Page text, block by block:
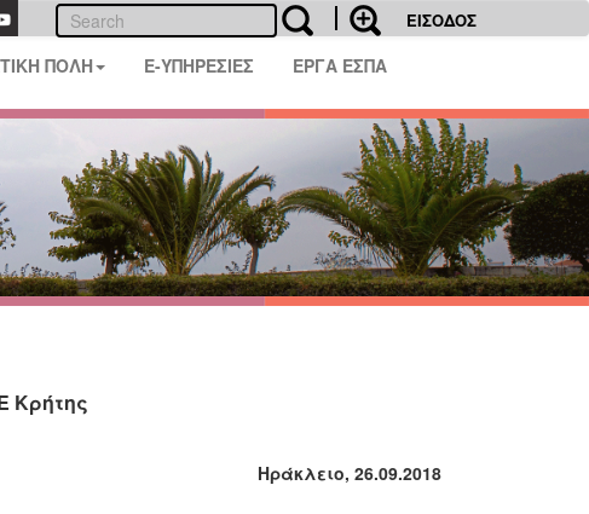
ΕΙΣΟΔΟΣ
ΠΟΛΗ E-ΥΠΗΡΕΣΙΕΣ ΕΡΓΑ ΕΣΠΑ
Κρήτης
Ηράκλειο, 26.09.2018